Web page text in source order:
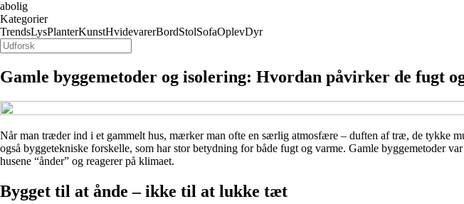
abolig
Kategorier
TrendsLysPlanterKunstHvidevarerBordStolSofaOplevDyr
Gamle byggemetoder og isolering: Hvordan påvirker de fugt
Når man træder ind i et gammelt hus, mærker man ofte en særlig atmosfære – duften af træ, de tykke
også byggetekniske forskelle, som har stor betydning for både fugt og varme. Gamle byggemetoder
husene “ånder” og reagerer på klimaet.
Bygget til at ånde – ikke til at lukke tæt